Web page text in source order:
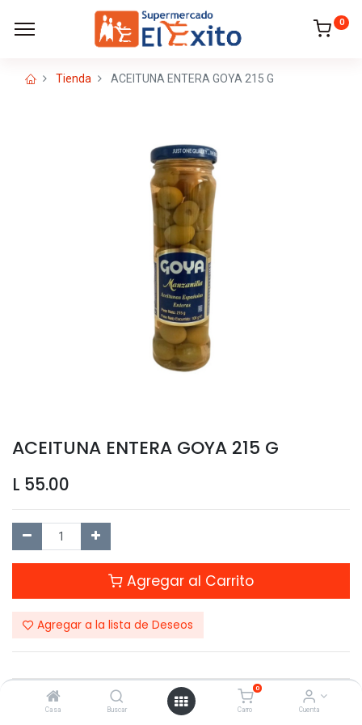
Casa Buscar
0
Carro Cuenta
0
Tienda ACEITUNA ENTERA GOYA 215 G
ACEITUNA ENTERA GOYA 215 G
L 55.00
Agregar al Carrito
Agregar a la lista de Deseos
Compartir este Producto: